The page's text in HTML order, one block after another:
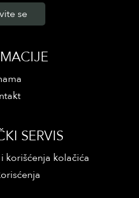
SERVIS
korišćenja kolačića